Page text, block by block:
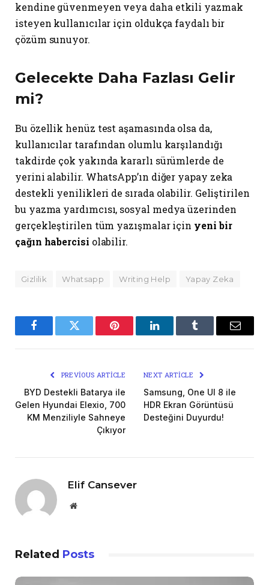
kendine güvenmeyen veya daha etkili yazmak
isteyen kullanıcılar için oldukça faydalı bir
çözüm sunuyor.
Gelecekte Daha Fazlası Gelir
mi?
Bu özellik henüz test aşamasında olsa da,
kullanıcılar tarafından olumlu karşılandığı
takdirde çok yakında kararlı sürümlerde de
yerini alabilir. WhatsApp’ın diğer yapay zeka
destekli yenilikleri de sırada olabilir. Geliştirilen
bu yazma yardımcısı, sosyal medya üzerinden
gerçekleştirilen tüm yazışmalar için yeni bir
çağın habercisi olabilir.
Gizlilik Whatsapp Writing Help Yapay Zeka
FacebookTwitter Pinterest LinkedInTumblr Email
PREVIOUS ARTICLE
BYD Destekli Batarya ile
Gelen Hyundai Elexio, 700
KM Menziliyle Sahneye
Çıkıyor
NEXT ARTICLE
Samsung, One UI 8 ile
HDR Ekran Görüntüsü
Desteğini Duyurdu!
Elif Cansever
Website
Related Posts